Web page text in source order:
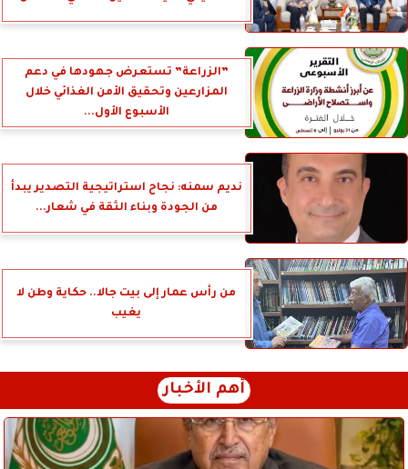
”الزراعة” تستعرض جهودها في دعم
المزارعين وتحقيق الأمن الغذائي خلال
الأسبوع الأول...
نديم سمنه: نجاح استراتيجية التصدير يبدأ
من الجودة وبناء الثقة في شعار...
من رأس عمار إلى بيت جالا.. حكاية وطن لا
يغيب
أهم الأخبار